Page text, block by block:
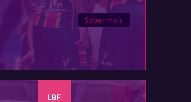
Saber mais
LBF